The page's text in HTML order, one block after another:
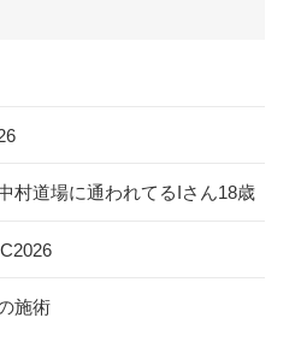
村道場に通われてるIさん18歳
施術